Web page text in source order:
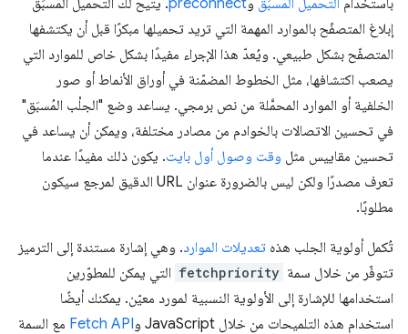
إبلاغ المتصفّح بالموارد المهمة التي تريد تحميلها مبكرًا قبل أن يكتشفها
المتصفّح بشكل طبيعي. ويُعدّ هذا الإجراء مفيدًا بشكل خاص للموارد التي
يصعب اكتشافها، مثل الخطوط المضمّنة في أوراق الأنماط أو صور
الخلفية أو الموارد المحمَّلة من نص برمجي. يساعد وضع "الجلْب المُسبَق"
في تحسين الاتصالات بالخوادم من مصادر مختلفة، ويمكن أن يساعد في
تحسين مقاييس مثل وقت وصول أول بايت. يكون ذلك مفيدًا عندما
تعرف مصدرًا ولكن ليس بالضرورة عنوان URL الدقيق لمرجع سيكون
مطلوبًا.
تُكمل أولوية الجلب هذه تعديلات الموارد. وهي إشارة مستندة إلى الترميز
تتوفّر من خلال سمة fetchpriority التي يمكن للمطوّرين
استخدامها للإشارة إلى الأولوية النسبية لمورد معيّن. يمكنك أيضًا
استخدام هذه التلميحات من خلال JavaScript و
Fetch API مع السمة